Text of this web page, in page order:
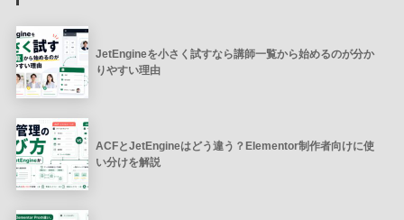
JetEngineを小さく試すなら講師一覧から始めるのが分か
りやすい理由
ACFとJetEngineはどう違う？Elementor制作者向けに使
い分けを解説